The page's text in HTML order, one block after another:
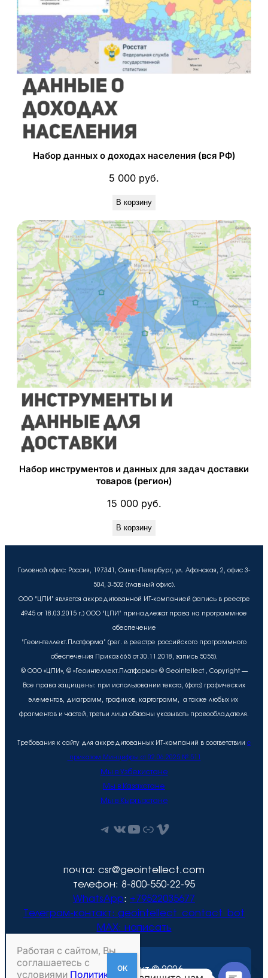
Набор данных о доходах населения (вся РФ)
5 000 руб.
В корзину
Набор инструментов и данных для задач доставки
товаров (регион)
15 000 руб.
В корзину
Головной офис: Россия, 197341, Санкт-Петербург, ул. Афонская, 2, офис 3-
504, 3-502 (главный офис).
ООО “ЦПИ” является аккредитованной ИТ-компанией (запись в реестре
4945 от 18.03.2015 г.) ООО “ЦПИ” принадлежат права на программное
обеспечение
“Геоинтеллект.Платформа” (рег. в реестре российского программного
обеспечения Приказ 665 от 30.11.2018, запись 5055).
© ООО «ЦПИ», © «Геоинтеллект.Платформа» © Geointellect , Copyright —
Все права защищены: при использовании текста, (фото) графических
элементов, диаграмм, графиков, картограмм, а также любых их
фрагментов и частей, третьи лица обязаны указывать правообладателя.
Требования к сайту для аккредитованных ИТ-компаний в соответствии с
приказом Минцифры от 02.06.2025 № 511
Мы в Узбекистане
Мы в Казахстане
Мы в Кыргызстане
Telegram ВКонтакте YouTube Рутуб Vimeo
почта: csr@geointellect.com
телефон: 8-800-550-22-95
WhatsApp: +79522035677
Телеграм-контакт: geointellect_contact_bot
MAX: написать
Геоинтеллект © 2026
Работая с сайтом, Вы
соглашаетесь с
условиями Политики